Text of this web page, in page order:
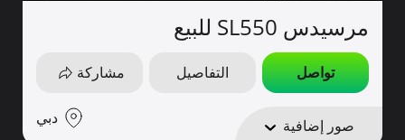
مرسيدس SL550 للبيع
تواصل التفاصيل مشاركة
صور إضافية دبي